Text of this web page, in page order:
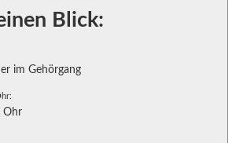
Blick:
im Gehörgang
Ohr